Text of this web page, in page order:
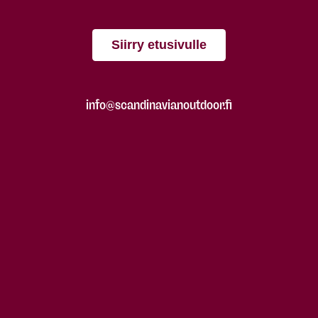
Siirry etusivulle
info@scandinavianoutdoor.fi